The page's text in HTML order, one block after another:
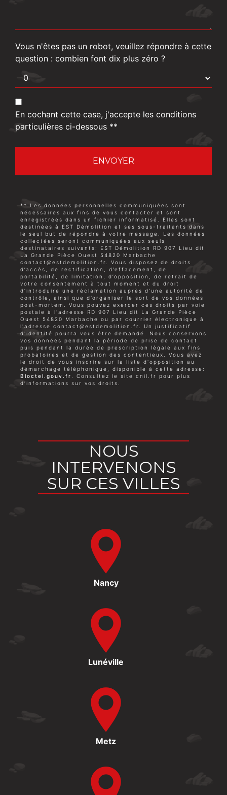
Vous n'êtes pas un robot, veuillez répondre à cette
question : combien font dix plus zéro ?
En cochant cette case, j'accepte les conditions
particulières ci-dessous **
ENVOYER
** Les données personnelles communiquées sont
nécessaires aux fins de vous contacter et sont
enregistrées dans un fichier informatisé. Elles sont
destinées à EST Démolition et ses sous-traitants dans
le seul but de répondre à votre message. Les données
collectées seront communiquées aux seuls
destinataires suivants: EST Démolition RD 907 Lieu dit
La Grande Pièce Ouest 54820 Marbache
contact@estdemolition.fr. Vous disposez de droits
d’accès, de rectification, d’effacement, de
portabilité, de limitation, d’opposition, de retrait de
votre consentement à tout moment et du droit
d’introduire une réclamation auprès d’une autorité de
contrôle, ainsi que d’organiser le sort de vos données
post-mortem. Vous pouvez exercer ces droits par voie
postale à l'adresse RD 907 Lieu dit La Grande Pièce
Ouest 54820 Marbache ou par courrier électronique à
l'adresse contact@estdemolition.fr. Un justificatif
d'identité pourra vous être demandé. Nous conservons
vos données pendant la période de prise de contact
puis pendant la durée de prescription légale aux fins
probatoires et de gestion des contentieux. Vous avez
le droit de vous inscrire sur la liste d'opposition au
démarchage téléphonique, disponible à cette adresse:
Bloctel.gouv.fr
. Consultez le site cnil.fr pour plus
d’informations sur vos droits.
NOUS
INTERVENONS
SUR CES VILLES
Nancy
Lunéville
Metz